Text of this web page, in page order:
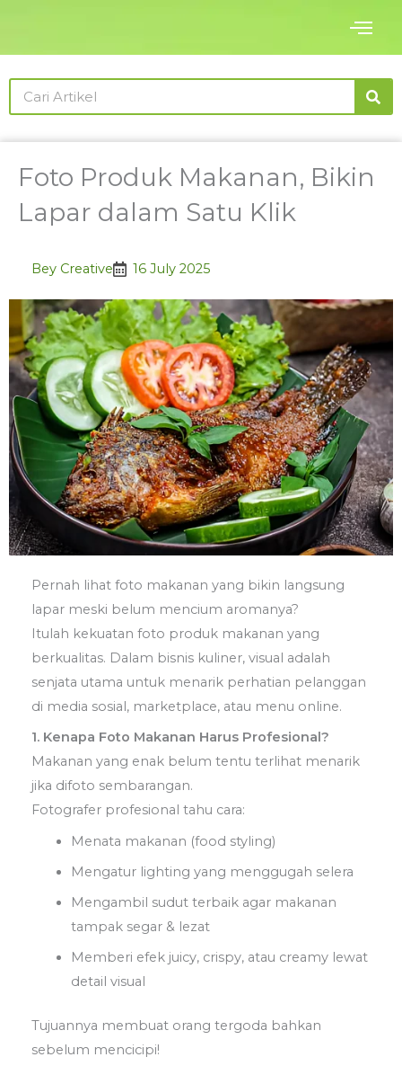
content
Search
Foto Produk Makanan, Bikin
Lapar dalam Satu Klik
Bey Creative 16 July 2025
Pernah lihat foto makanan yang bikin langsung
lapar meski belum mencium aromanya?
Itulah kekuatan foto produk makanan yang
berkualitas. Dalam bisnis kuliner, visual adalah
senjata utama untuk menarik perhatian pelanggan
di media sosial, marketplace, atau menu online.
1. Kenapa Foto Makanan Harus Profesional?
Makanan yang enak belum tentu terlihat menarik
jika difoto sembarangan.
Fotografer profesional tahu cara:
Menata makanan (food styling)
Mengatur lighting yang menggugah selera
Mengambil sudut terbaik agar makanan
tampak segar & lezat
Memberi efek juicy, crispy, atau creamy lewat
detail visual
Tujuannya membuat orang tergoda bahkan
sebelum mencicipi!